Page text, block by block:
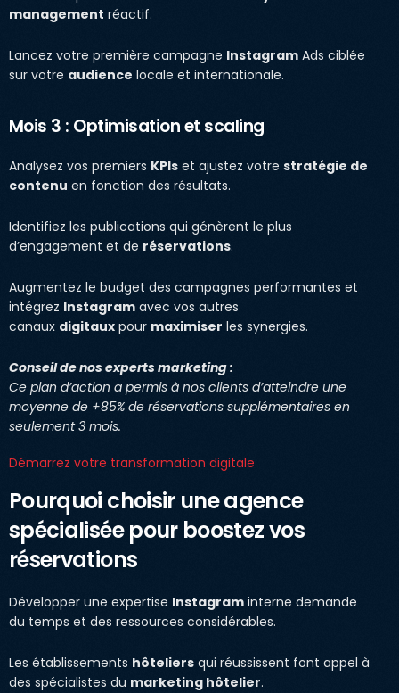
management réactif.
Lancez votre première campagne Instagram Ads ciblée
sur votre audience locale et internationale.
Mois 3 : Optimisation et scaling
Analysez vos premiers KPIs et ajustez votre stratégie de
contenu en fonction des résultats.
Identifiez les publications qui génèrent le plus
d’engagement et de réservations.
Augmentez le budget des campagnes performantes et
intégrez Instagram avec vos autres
canaux digitaux pour maximiser les synergies.
Conseil de nos experts marketing :
Ce plan d’action a permis à nos clients d’atteindre une
moyenne de +85% de réservations supplémentaires en
seulement 3 mois.
Démarrez votre transformation digitale
Pourquoi choisir une agence
spécialisée pour boostez vos
réservations
Développer une expertise Instagram interne demande
du temps et des ressources considérables.
Les établissements hôteliers qui réussissent font appel à
des spécialistes du marketing hôtelier.